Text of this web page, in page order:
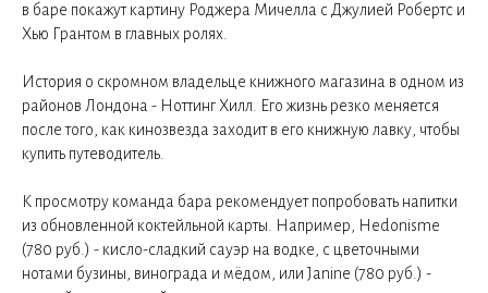
в баре покажут картину Роджера Мичелла с Джулией Робертс и
Хью Грантом в главных ролях.
История о скромном владельце книжного магазина в одном из
районов Лондона - Ноттинг Хилл. Его жизнь резко меняется
после того, как кинозвезда заходит в его книжную лавку, чтобы
купить путеводитель.
К просмотру команда бара рекомендует попробовать напитки
из обновленной коктейльной карты. Например, Hedonisme
(780 руб.) - кисло-сладкий сауэр на водке, с цветочными
нотами бузины, винограда и мёдом, или Janine (780 руб.) -